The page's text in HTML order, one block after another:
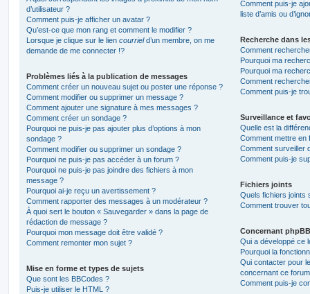
d’utilisateur ?
Comment puis-je afficher un avatar ?
Qu’est-ce que mon rang et comment le modifier ?
Lorsque je clique sur le lien courrield’un membre, on me
demande de me connecter !?
Problèmes liés à la publication de messages
Comment créer un nouveau sujet ou poster une réponse ?
Comment modifier ou supprimer un message ?
Comment ajouter une signature à mes messages ?
Comment créer un sondage ?
Pourquoi ne puis-je pas ajouter plus d’options à mon
sondage ?
Comment modifier ou supprimer un sondage ?
Pourquoi ne puis-je pas accéder à un forum ?
Pourquoi ne puis-je pas joindre des fichiers à mon
message ?
Pourquoi ai-je reçu un avertissement ?
Comment rapporter des messages à un modérateur ?
À quoi sert le bouton « Sauvegarder » dans la page de
rédaction de message ?
Pourquoi mon message doit être validé ?
Comment remonter mon sujet ?
Mise en forme et types de sujets
Que sont les BBCodes ?
Puis-je utiliser le HTML ?
Comment puis-je
liste d’amis ou
Recherche dans
Comment
Pourquoi ma
Pourquoi ma
Comment
Comment puis-je
Surveillance et
Quelle est la
Comment mettre en
Comment surveiller
Comment puis-je
Fichiers joints
Quels fichiers joints
Comment trouver
Concernant phpBB
Qui a développé ce
Pourquoi la
Qui contacter pour
concernant ce
Comment puis-je